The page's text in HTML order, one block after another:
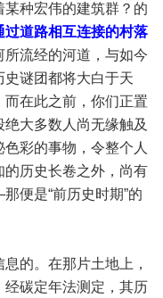
种宏伟的建筑群？的
过道路相互连接的村落
流经的河道，与如今
谜团都将大白于天
在此之前，你们正置
大多数人尚无缘触及
彩的事物，令整个人
历史长卷之外，尚有
便是“前历史时期”的
的。在那片土地上，
碳定年法测定，其历